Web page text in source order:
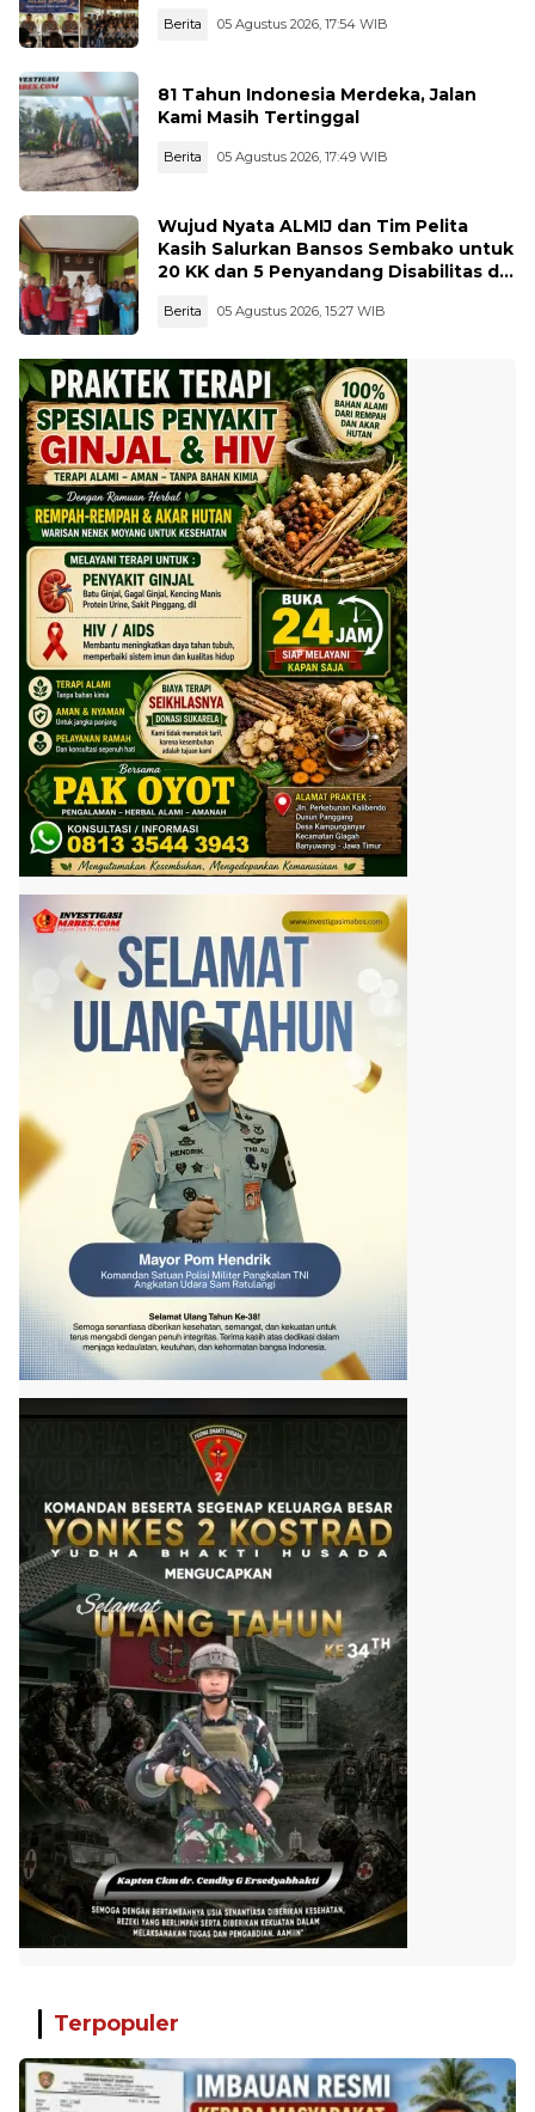
Berita 05 Agustus 2026, 17:54 WIB
81 Tahun Indonesia Merdeka, Jalan
Kami Masih Tertinggal
Berita 05 Agustus 2026, 17:49 WIB
Wujud Nyata ALMIJ dan Tim Pelita
Kasih Salurkan Bansos Sembako untuk
20 KK dan 5 Penyandang Disabilitas di
Berita 05 Agustus 2026, 15:27 WIB
Terpopuler